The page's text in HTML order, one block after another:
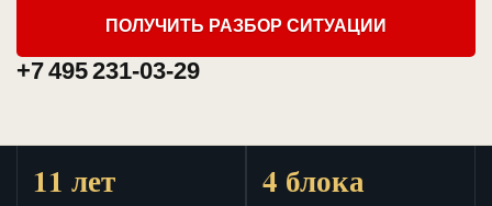
ПОЛУЧИТЬ РАЗБОР СИТУАЦИИ
+7 495 231-03-29
11 лет 4 блока